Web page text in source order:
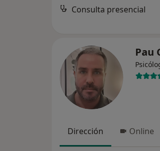
Consulta presencial
Pau
Dirección Online